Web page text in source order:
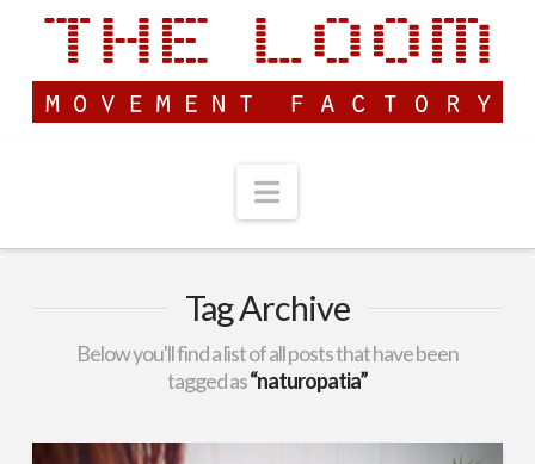
Navigation
Tag Archive
Below you'll find a list of all posts that have been
tagged as“naturopatia”